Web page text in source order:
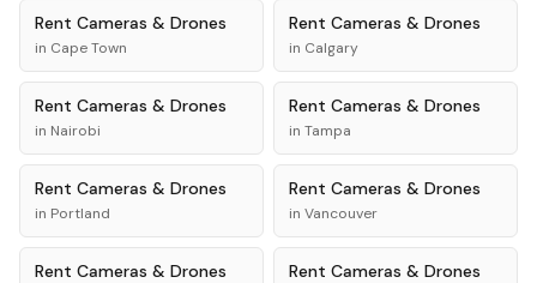
Rent Cameras & Drones
in Cape Town
Rent Cameras & Drones
in Calgary
Rent Cameras & Drones
in Nairobi
Rent Cameras & Drones
in Tampa
Rent Cameras & Drones
in Portland
Rent Cameras & Drones
in Vancouver
Rent Cameras & Drones Rent Cameras & Drones